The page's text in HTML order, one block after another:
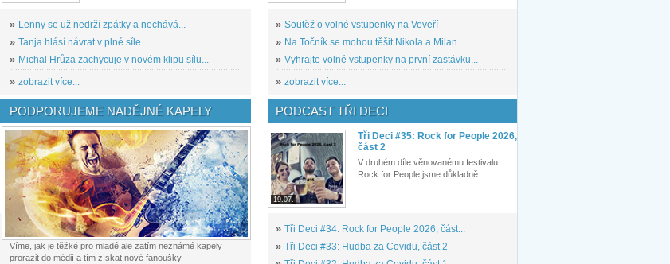
» Lenny se už nedrží zpátky a nechává...
» Tanja hlásí návrat v plné síle
» Michal Hrůza zachycuje v novém klipu sílu...
» zobrazit více...
» Soutěž o volné vstupenky na Veveří
» Na Točník se mohou těšit Nikola a Milan
» Vyhrajte volné vstupenky na první zastávku...
» zobrazit více...
PODPORUJEME NADĚJNÉ KAPELY
Víme, jak je těžké pro mladé ale zatím neznámé kapely
prorazit do médií a tím získat nové fanoušky.
PODCAST TŘI DECI
19.07.
Tři Deci #35: Rock for People 2026,
část 2
V druhém díle věnovanému festivalu
Rock for People jsme důkladně...
» Tři Deci #34: Rock for People 2026, část...
» Tři Deci #33: Hudba za Covidu, část 2